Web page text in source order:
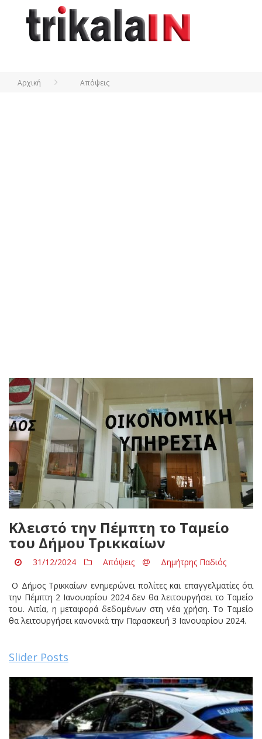
Αρχική Απόψεις
Κλειστό την Πέμπτη το Ταμείο
του Δήμου Τρικκαίων
31/12/2024 Απόψεις Δημήτρης Παδιός
Ο Δήμος Τρικκαίων ενημερώνει πολίτες και επαγγελματίες ότι
την Πέμπτη 2 Ιανουαρίου 2024 δεν θα λειτουργήσει το Ταμείο
του. Αιτία, η μεταφορά δεδομένων στη νέα χρήση. Το Ταμείο
θα λειτουργήσει κανονικά την Παρασκευή 3 Ιανουαρίου 2024.
Slider Posts